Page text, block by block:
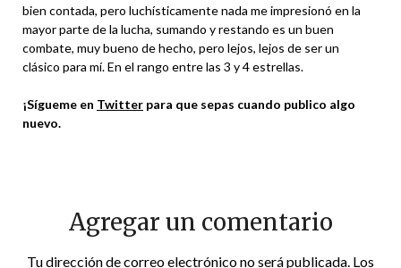
bien contada, pero luchísticamente nada me impresionó en la
mayor parte de la lucha, sumando y restando es un buen
combate, muy bueno de hecho, pero lejos, lejos de ser un
clásico para mí. En el rango entre las 3 y 4 estrellas.
¡Sígueme en Twitter para que sepas cuando publico algo
nuevo.
Agregar un comentario
Tu dirección de correo electrónico no será publicada. Los